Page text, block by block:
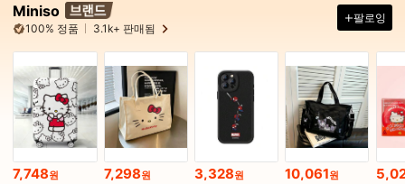
Miniso
100% 정품 3.1k+ 판매됨
팔로잉
7,748원 7,298원 3,328원 10,061원